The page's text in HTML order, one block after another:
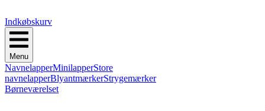
Indkøbskurv
Menu
NavnelapperMinilapperStore
navnelapperBlyantmærkerStrygemærker
Børneværelset